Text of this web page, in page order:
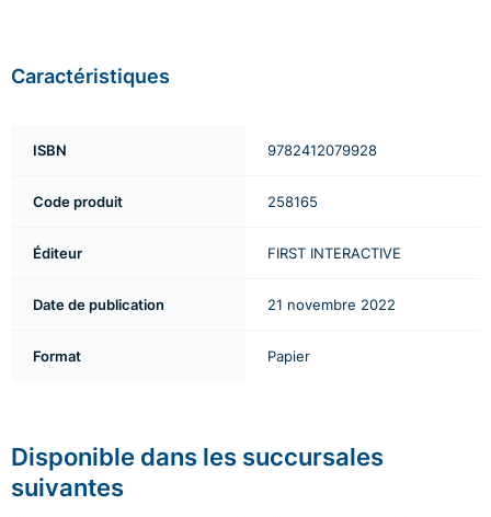
Caractéristiques
ISBN 9782412079928
Code produit 258165
Éditeur FIRST INTERACTIVE
Date de publication 21 novembre 2022
Format Papier
Disponible dans les succursales
suivantes